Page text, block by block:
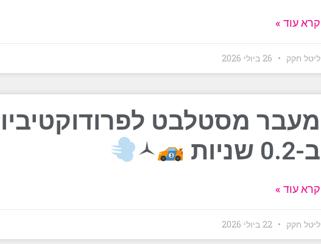
קרא עוד »
ליטל חקק
מעבר מסטלבט
ב-0.2 שניות
‍🟀
קרא עוד »
ליטל חקק